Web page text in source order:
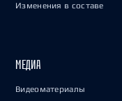
Изменения в составе
МЕДИА
Видеоматериалы